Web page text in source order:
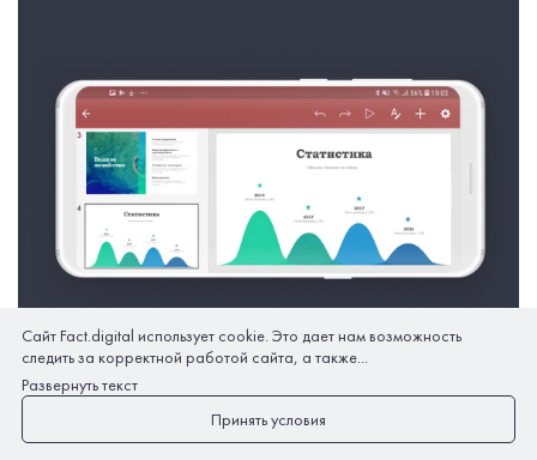
Сайт Fact.digital использует cookie. Это дает нам возможность
следить за корректной работой сайта, а также...
Развернуть текст
Принять условия